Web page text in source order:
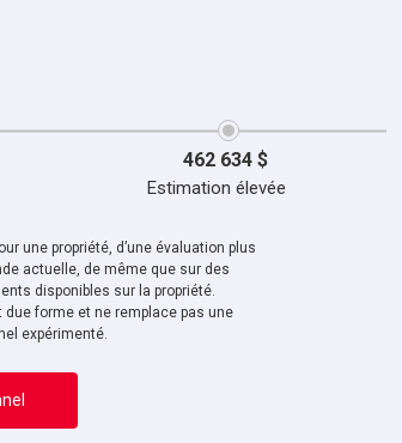
462 634 $
Estimation élevée
une propriété, d’une évaluation plus
actuelle, de même que sur des
disponibles sur la propriété.
forme et ne remplace pas une
expérimenté.